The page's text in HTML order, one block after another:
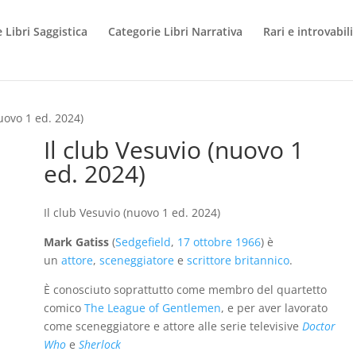
Libri Saggistica Categorie Libri Narrativa Rari e introvabili
1 ed. 2024)
Il club Vesuvio (nuovo 1
ed. 2024)
Il club Vesuvio (nuovo 1 ed. 2024)
Mark Gatiss(Sedgefield, 17 ottobre 1966) è
un attore, sceneggiatoree scrittore britannico.
È conosciuto soprattutto come membro del quartetto
comico The League of Gentlemen, e per aver lavorato
come sceneggiatore e attore alle serie televisive Doctor
Whoe Sherlock